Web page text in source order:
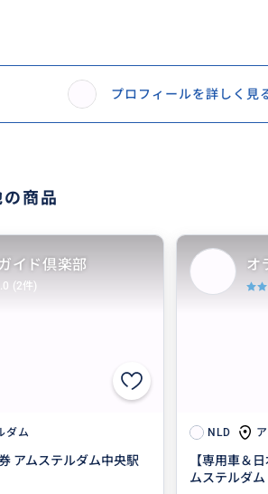
プロフィールを詳しく見
商品
ダム
アムステルダム中央駅
イド倶楽部
(2件)
NLD
【専用車＆
ムステルダ
オ